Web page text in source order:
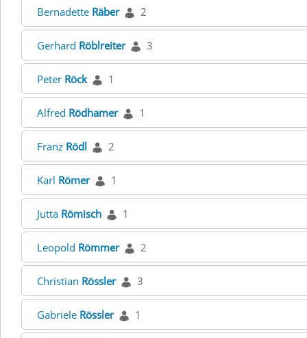
Bernadette Räber 2
Gerhard Röblreiter 3
Peter Röck 1
Alfred Rödhamer 1
Franz Rödl 2
Karl Römer 1
Jutta Römisch 1
Leopold Römmer 2
Christian Rössler 3
Gabriele Rössler 1